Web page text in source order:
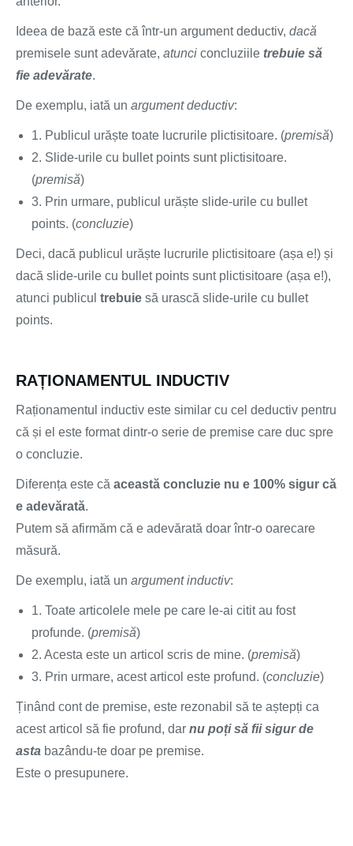
Ideea de bază este că într-un argument deductiv, dacă
premisele sunt adevărate, atunci concluziile trebuie să
fie adevărate.
De exemplu, iată un argument deductiv:
1. Publicul urăște toate lucrurile plictisitoare. (premisă)
2. Slide-urile cu bullet points sunt plictisitoare.
(premisă)
3. Prin urmare, publicul urăște slide-urile cu bullet
points. (concluzie)
Deci, dacă publicul urăște lucrurile plictisitoare (așa e!) și
dacă slide-urile cu bullet points sunt plictisitoare (așa e!),
atunci publicul trebuie să urască slide-urile cu bullet
points.
RAȚIONAMENTUL INDUCTIV
Raționamentul inductiv este similar cu cel deductiv pentru
că și el este format dintr-o serie de premise care duc spre
o concluzie.
Diferența este că această concluzie nu e 100% sigur că
e adevărată.
Putem să afirmăm că e adevărată doar într-o oarecare
măsură.
De exemplu, iată un argument inductiv:
1. Toate articolele mele pe care le-ai citit au fost
profunde. (premisă)
2. Acesta este un articol scris de mine. (premisă)
3. Prin urmare, acest articol este profund. (concluzie)
Ținând cont de premise, este rezonabil să te aștepți ca
acest articol să fie profund, dar nu poți să fii sigur de
asta bazându-te doar pe premise.
Este o presupunere.